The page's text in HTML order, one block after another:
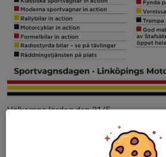
Välkomna lördag den 31/5